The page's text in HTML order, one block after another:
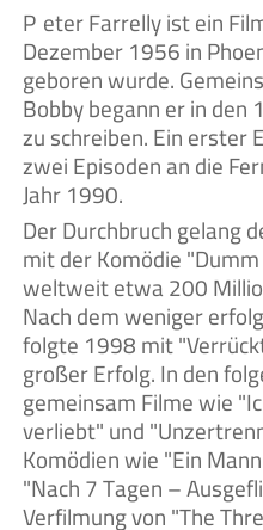
Peter Farrelly ist ein Filmregisseur, der am 17.
Dezember 1956 in
geboren wurde.
Bobby begann er in den
zu schreiben. Ein erster
zwei Episoden an die
Jahr 1990.
Der Durchbruch gelang
mit der Komödie
weltweit etwa 200
Nach dem weniger
folgte 1998 mit
großer Erfolg. In den
gemeinsam Filme wie
verliebt" und
Komödien wie "Ein
"Nach 7 Tagen –
Verfilmung von "The